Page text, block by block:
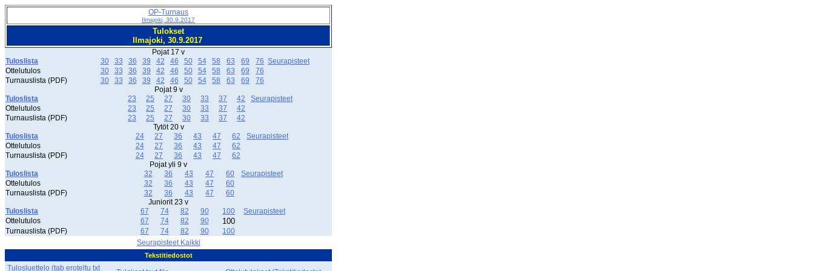
OP-Turnaus
Ilmajoki, 30.9.2017
Tulokset
Ilmajoki, 30.9.2017
Pojat 17 v
Tuloslista
30 33 36 39 42 46 50 54 58 63 69 76 Seurapisteet
Ottelutulos
30 33 36 39 42 46 50 54 58 63 69
76
Turnauslista (PDF)
30 33 36 39 42 46 50 54 58 63 69
76
Pojat 9 v
Tuloslista
23 25 27 30 33 37 42
Seurapisteet
Ottelutulos
23 25 27 30 33 37
42
Turnauslista (PDF)
23 25 27 30 33 37
42
Tytöt 20 v
Tuloslista
24 27 36 43 47 62
Seurapisteet
Ottelutulos
24 27 36 43 47
62
Turnauslista (PDF)
24 27 36 43 47
62
Pojat yli 9 v
Tuloslista
32 36 43 47 60
Seurapisteet
Ottelutulos
32 36 43 47
60
Turnauslista (PDF)
32 36 43 47
60
Juniorit 23 v
Tuloslista
67 74 82 90 100
Seurapisteet
Ottelutulos
67 74 82 90 100
Turnauslista (PDF) 67 74 82 90
100
Seurapisteet Kaikki
Tekstitiedostot
Tulosluettelo (tab eroteltu txt